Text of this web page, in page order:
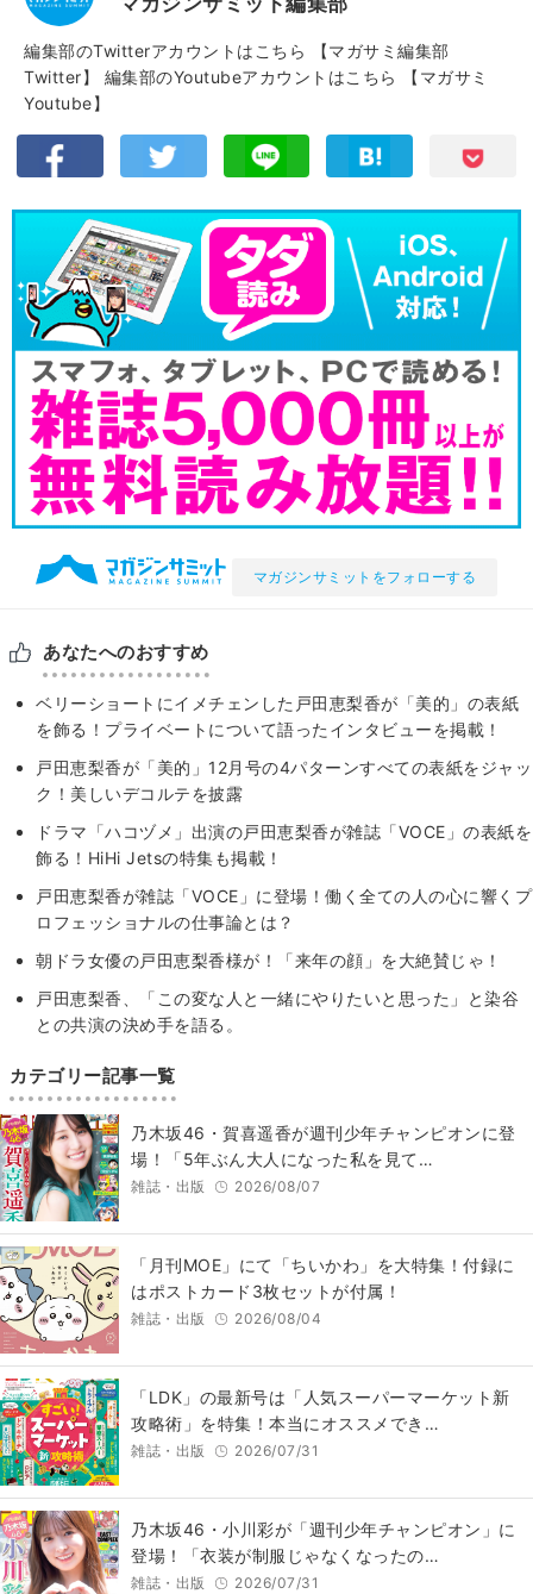
編集部のTwitterアカウントはこちら
【マガサミ編集部
Twitter】
編集部のYoutubeアカウントはこちら
【マガサミ
Youtube】
マガジンサミットをフォローする
あなたへのおすすめ
ベリーショートにイメチェンした戸田恵梨香が「美的」の表紙
を飾る！プライベートについて語ったインタビューを掲載！
戸田恵梨香が「美的」12月号の4パターンすべての表紙をジャッ
ク！美しいデコルテを披露
ドラマ「ハコヅメ」出演の戸田恵梨香が雑誌「VOCE」の表紙を
飾る！HiHi Jetsの特集も掲載！
戸田恵梨香が雑誌「VOCE」に登場！働く全ての人の心に響くプ
ロフェッショナルの仕事論とは？
朝ドラ女優の戸田恵梨香様が！「来年の顔」を大絶賛じゃ！
戸田恵梨香、「この変な人と一緒にやりたいと思った」と染谷
との共演の決め手を語る。
カテゴリー記事一覧
乃木坂46・賀喜遥香が週刊少年チャンピオンに登
場！「5年ぶん大人になった私を見て…
雑誌・出版 2026/08/07
「月刊MOE」にて「ちいかわ」を大特集！付録に
はポストカード3枚セットが付属！
雑誌・出版 2026/08/04
「LDK」の最新号は「人気スーパーマーケット新
攻略術」を特集！本当にオススメでき…
雑誌・出版 2026/07/31
乃木坂46・小川彩が「週刊少年チャンピオン」に
登場！「衣装が制服じゃなくなったの…
雑誌・出版 2026/07/31